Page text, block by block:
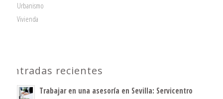
Urbanismo
Vivienda
Entradas recientes
Trabajar en una asesoría en Sevilla: Servicentro